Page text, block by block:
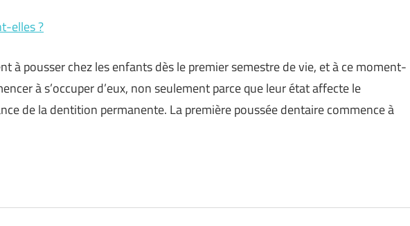
elles ?
à pousser chez les enfants dès le premier semestre de vie, et à ce moment-
à s’occuper d’eux, non seulement parce que leur état affecte le
de la dentition permanente. La première poussée dentaire commence à